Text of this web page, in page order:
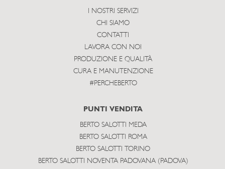
I NOSTRI SERVIZI
CHI SIAMO
CONTATTI
LAVORA CON NOI
PRODUZIONE E QUALITÀ
CURA E MANUTENZIONE
#PERCHEBERTO
PUNTI VENDITA
BERTO SALOTTI MEDA
BERTO SALOTTI ROMA
BERTO SALOTTI TORINO
BERTO SALOTTI NOVENTA PADOVANA (PADOVA)